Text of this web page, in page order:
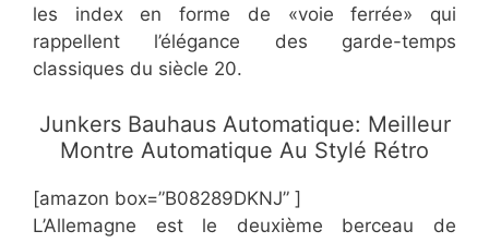
les index en forme de «voie ferrée» qui
rappellent l’élégance des garde-temps
classiques du siècle 20.
​Junkers Bauhaus Automatique: Meilleur
Montre Automatique Au Stylé Rétro
[amazon box=”B08289DKNJ” ]
L’Allemagne est le deuxième berceau de